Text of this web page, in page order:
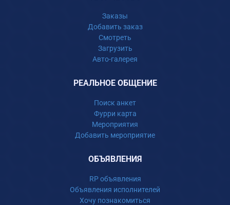
Заказы
Добавить заказ
Смотреть
Загрузить
Авто-галерея
РЕАЛЬНОЕ ОБЩЕНИЕ
Поиск анкет
Фурри карта
Мероприятия
Добавить мероприятие
ОБЪЯВЛЕНИЯ
RP объявления
Объявления исполнителей
Хочу познакомиться